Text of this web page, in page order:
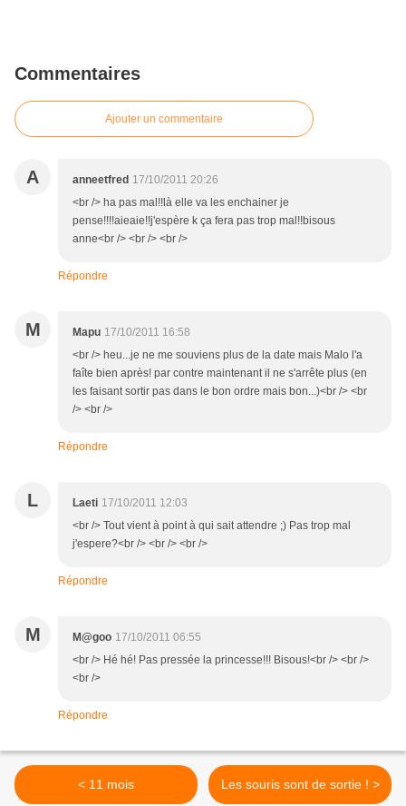
Commentaires
Ajouter un commentaire
A anneetfred 17/10/2011 20:26
<br /> ha pas mal!!là elle va les enchainer je
pense!!!!aieaie!!j'espère k ça fera pas trop mal!!bisous
anne<br /> <br /> <br />
Répondre
M Mapu 17/10/2011 16:58
<br /> heu...je ne me souviens plus de la date mais Malo l'a
faîte bien après! par contre maintenant il ne s'arrête plus (en
les faisant sortir pas dans le bon ordre mais bon...)<br /> <br
/> <br />
Répondre
L Laeti 17/10/2011 12:03
<br /> Tout vient à point à qui sait attendre ;) Pas trop mal
j'espere?<br /> <br /> <br />
Répondre
M M@goo 17/10/2011 06:55
<br /> Hé hé! Pas pressée la princesse!!! Bisous!<br /> <br />
<br />
Répondre
< 11 mois Les souris sont de sortie ! >